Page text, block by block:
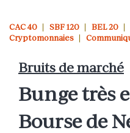
CAC 40 SBF 120 BEL 20
Cryptomonnaies
Bruits de marché
Bunge très
Bourse de